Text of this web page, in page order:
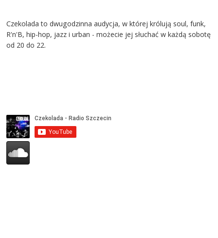
Czekolada to dwugodzinna audycja, w której królują soul, funk,
R'n'B, hip-hop, jazz i urban - możecie jej słuchać w każdą sobotę
od 20 do 22.